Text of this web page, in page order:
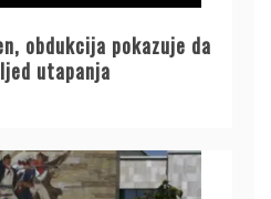
obdukcija pokazuje da
utapanja